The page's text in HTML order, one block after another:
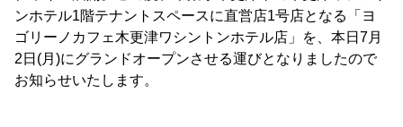
ンホテル1階テナントスペースに直営店1号店となる「ヨ
ゴリーノカフェ木更津ワシントンホテル店」を、本日7月
2日(月)にグランドオープンさせる運びとなりましたので
お知らせいたします。